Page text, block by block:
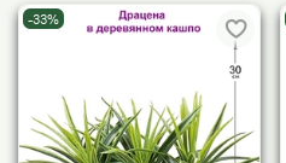
-33%